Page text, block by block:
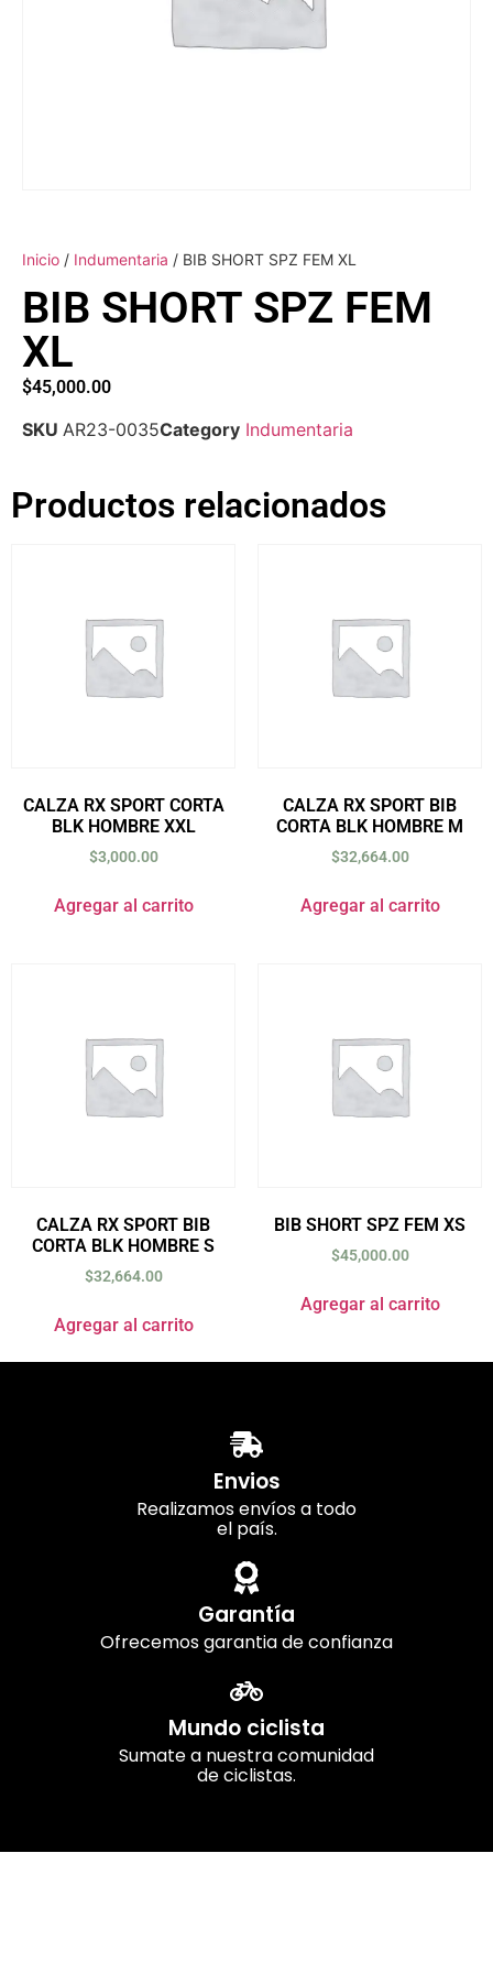
Inicio / Indumentaria / BIB SHORT SPZ FEM XL
BIB SHORT SPZ FEM
XL
$45,000.00
SKU AR23-0035Category Indumentaria
Productos relacionados
CALZA RX SPORT CORTA
BLK HOMBRE XXL
$3,000.00
Agregar al carrito
CALZA RX SPORT BIB
CORTA BLK HOMBRE M
$32,664.00
Agregar al carrito
CALZA RX SPORT BIB
CORTA BLK HOMBRE S
$32,664.00
Agregar al carrito
BIB SHORT SPZ FEM XS
$45,000.00
Agregar al carrito
Envios
Realizamos envíos a todo
el país.
Garantía
Ofrecemos garantia de confianza
Mundo ciclista
Sumate a nuestra comunidad
de ciclistas.